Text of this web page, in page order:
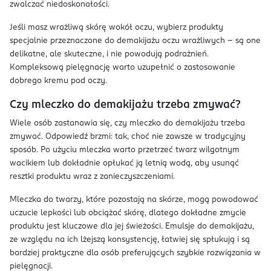
zwalczać niedoskonałości.
Jeśli masz wrażliwą skórę wokół oczu, wybierz produkty
specjalnie przeznaczone do demakijażu oczu wrażliwych – są one
delikatne, ale skuteczne, i nie powodują podrażnień.
Kompleksową pielęgnację warto uzupełnić o zastosowanie
dobrego kremu pod oczy.
Czy mleczko do demakijażu trzeba zmywać?
Wiele osób zastanawia się, czy mleczko do demakijażu trzeba
zmywać. Odpowiedź brzmi: tak, choć nie zawsze w tradycyjny
sposób. Po użyciu mleczka warto przetrzeć twarz wilgotnym
wacikiem lub dokładnie opłukać ją letnią wodą, aby usunąć
resztki produktu wraz z zanieczyszczeniami.
Mleczka do twarzy, które pozostają na skórze, mogą powodować
uczucie lepkości lub obciążać skórę, dlatego dokładne zmycie
produktu jest kluczowe dla jej świeżości. Emulsje do demakijażu,
ze względu na ich lżejszą konsystencję, łatwiej się spłukują i są
bardziej praktyczne dla osób preferujących szybkie rozwiązania w
pielęgnacji.